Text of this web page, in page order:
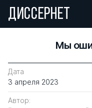
ДИССЕРНЕТ
Мы
Дата
3 апреля 2023
Автор: